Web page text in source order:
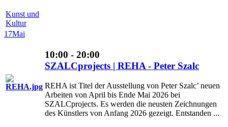
Kunst und
Kultur
17Mai
10:00 - 20:00
SZALCprojects | REHA - Peter Szalc
REHA ist Titel der Ausstellung von Peter Szalc’ neuen
Arbeiten von April bis Ende Mai 2026 bei
SZALCprojects. Es werden die neusten Zeichnungen
des Künstlers von Anfang 2026 gezeigt. Entstanden ...